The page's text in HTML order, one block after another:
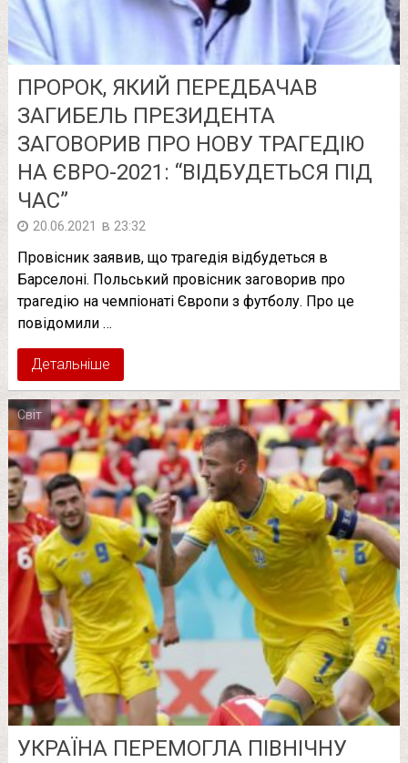
ПРОРОК, ЯКИЙ ПЕРЕДБАЧАВ
ЗАГИБЕЛЬ ПРЕЗИДЕНТА
ЗАГОВОРИВ ПРО НОВУ ТРАГЕДІЮ
НА ЄВРО-2021: “ВІДБУДЕТЬСЯ ПІД
ЧАС”
20.06.2021 в 23:32
Провісник заявив, що трагедія відбудеться в
Барселоні. Польський провісник заговорив про
трагедію на чемпіонаті Європи з футболу. Про це
повідомили …
Детальніше
Світ
УКРАЇНА ПЕРЕМОГЛА ПІВНІЧНУ